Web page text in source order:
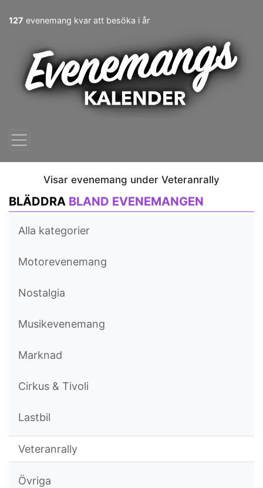
127 evenemang kvar att besöka i år
Visar evenemang under Veteranrally
BLÄDDRA BLAND EVENEMANGEN
Alla kategorier
Motorevenemang
Nostalgia
Musikevenemang
Marknad
Cirkus & Tivoli
Lastbil
Veteranrally
Övriga